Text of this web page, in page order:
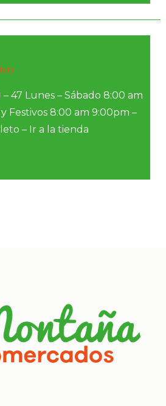
47 Lunes – Sábado 8:00 am
Festivos 8:00 am 9:00pm –
– Ir a la tienda